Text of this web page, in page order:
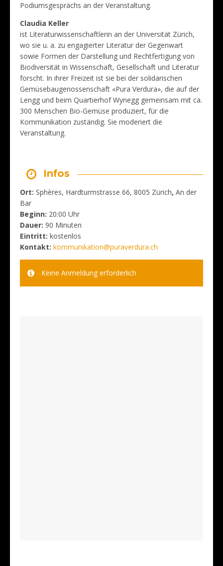
Podiumsgesprächs an der Veranstaltung.
Claudia Keller
ist Literaturwissenschaftlerin an der Universität Zürich,
wo sie u. a. zu engagierter Literatur der Gegenwart
sowie Formen der Darstellung und Rechtfertigung von
Biodiversität in Wissenschaft, Gesellschaft und Literatur
forscht. In ihrer Freizeit ist sie bei der solidarischen
Gemüsebaugenossenschaft «Pura Verdura», die auf der
Lengg und beim Quartierhof Wynegg gemeinsam mit ca.
300 Menschen Bio-Gemüse produziert, für die
Kommunikation zuständig. Sie moderiert die
Veranstaltung.
Infos
Ort: Sphères, Hardturmstrasse 66, 8005 Zürich, An der
Bar
Beginn: 20:00 Uhr
Dauer: 90 Minuten
Eintritt: kostenlos
Kontakt: kommunikation@puraverdura.ch
Keine Anmeldung erforderlich